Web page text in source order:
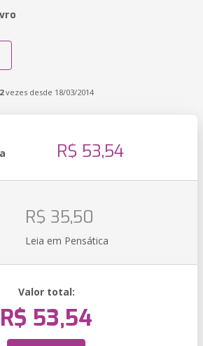
vezes desde 18/03/2014
R$ 53,54
R$ 35,50
Leia em Pensática
Valor total:
R$ 53,54